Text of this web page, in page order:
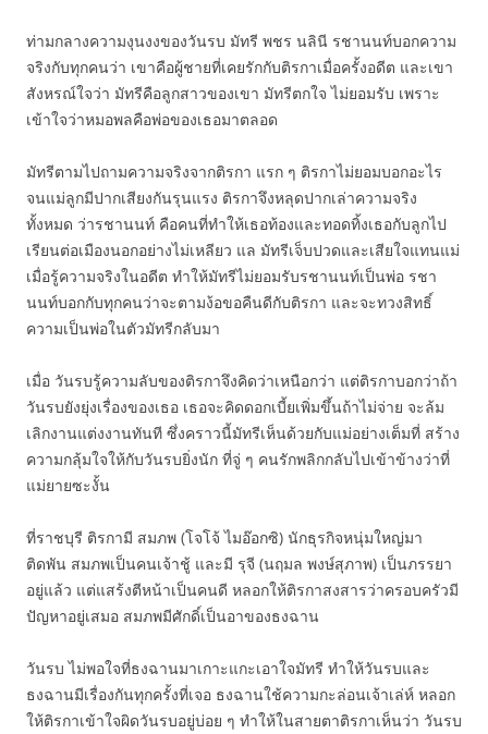
ท่ามกลางความงุนงงของวันรบ มัทรี พชร นลินี รชานนท์บอกความ
จริงกับทุกคนว่า เขาคือผู้ชายที่เคยรักกับติรกาเมื่อครั้งอดีต และเขา
สังหรณ์ใจว่า มัทรีคือลูกสาวของเขา มัทรีตกใจ ไม่ยอมรับ เพราะ
เข้าใจว่าหมอพลคือพ่อของเธอมาตลอด
มัทรีตามไปถามความจริงจากติรกา แรก ๆ ติรกาไม่ยอมบอกอะไร
จนแม่ลูกมีปากเสียงกันรุนแรง ติรกาจึงหลุดปากเล่าความจริง
ทั้งหมด ว่ารชานนท์ คือคนที่ทำให้เธอท้องและทอดทิ้งเธอกับลูกไป
เรียนต่อเมืองนอกอย่างไม่เหลียว แล มัทรีเจ็บปวดและเสียใจแทนแม่
เมื่อรู้ความจริงในอดีต ทำให้มัทรีไม่ยอมรับรชานนท์เป็นพ่อ รชา
นนท์บอกกับทุกคนว่าจะตามง้อขอคืนดีกับติรกา และจะทวงสิทธิ์
ความเป็นพ่อในตัวมัทรีกลับมา
เมื่อ วันรบรู้ความลับของติรกาจึงคิดว่าเหนือกว่า แต่ติรกาบอกว่าถ้า
วันรบยังยุ่งเรื่องของเธอ เธอจะคิดดอกเบี้ยเพิ่มขึ้นถ้าไม่จ่าย จะล้ม
เลิกงานแต่งงานทันที ซึ่งคราวนี้มัทรีเห็นด้วยกับแม่อย่างเต็มที่ สร้าง
ความกลุ้มใจให้กับวันรบยิ่งนัก ที่จู่ ๆ คนรักพลิกกลับไปเข้าข้างว่าที่
แม่ยายซะงั้น
ที่ราชบุรี ติรกามี สมภพ (โจโจ้ ไมอ๊อกซิ) นักธุรกิจหนุ่มใหญ่มา
ติดพัน สมภพเป็นคนเจ้าชู้ และมี รุจี (นฤมล พงษ์สุภาพ) เป็นภรรยา
อยู่แล้ว แต่แสร้งตีหน้าเป็นคนดี หลอกให้ติรกาสงสารว่าครอบครัวมี
ปัญหาอยู่เสมอ สมภพมีศักดิ์เป็นอาของธงฉาน
วันรบ ไม่พอใจที่ธงฉานมาเกาะแกะเอาใจมัทรี ทำให้วันรบและ
ธงฉานมีเรื่องกันทุกครั้งที่เจอ ธงฉานใช้ความกะล่อนเจ้าเล่ห์ หลอก
ให้ติรกาเข้าใจผิดวันรบอยู่บ่อย ๆ ทำให้ในสายตาติรกาเห็นว่า วันรบ